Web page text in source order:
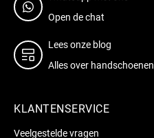
Open de chat
Lees onze blog
Alles over handschoenen
KLANTENSERVICE
Veelgestelde vragen